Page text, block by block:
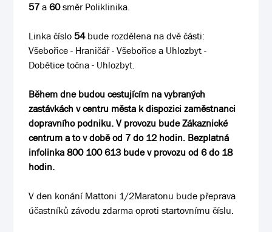
57a60směr Poliklinika.
Linka číslo54bude rozdělena na dvě části:
Všebořice - Hraničář - Všebořice a Uhlozbyt -
Dobětice točna - Uhlozbyt.
Během dne budou cestujícím na vybraných
zastávkách v centru města k dispozici zaměstnanci
dopravního podniku. V provozu bude Zákaznické
centrum a to v době od 7 do 12 hodin. Bezplatná
infolinka800 100 613bude v provozu od 6 do 18
hodin.
V den konání Mattoni 1/2Maratonu bude přeprava
účastníků závodu zdarma oproti startovnímu číslu.